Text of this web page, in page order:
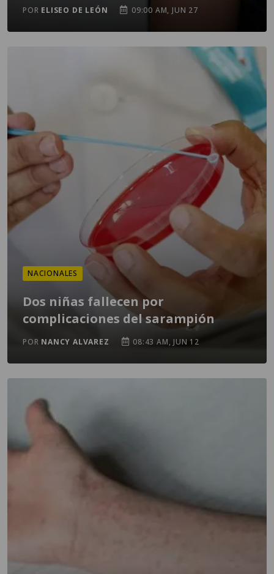
POR ELISEO DE LEÓN 09:00 AM, JUN 27
NACIONALES
Dos niñas fallecen por
complicaciones del sarampión
POR NANCY ALVAREZ 08:43 AM, JUN 12